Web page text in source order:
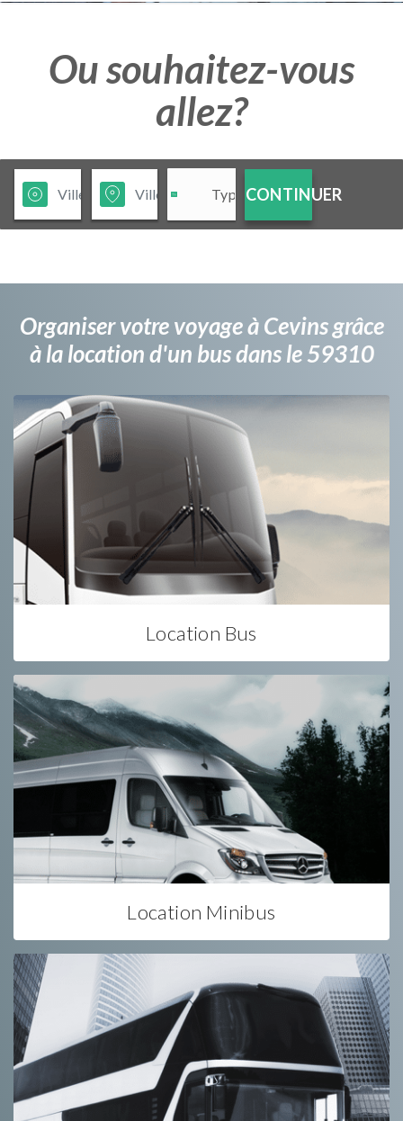
Ou souhaitez-vous
allez?
CONTINUER
Organiser votre voyage à Cevins grâce
à la location d'un bus dans le 59310
Location Bus
Location Minibus